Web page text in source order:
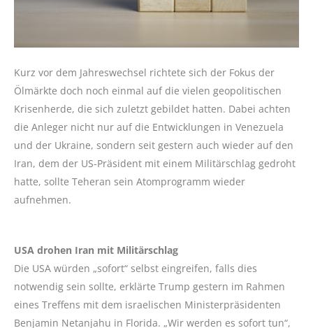
Kurz vor dem Jahreswechsel richtete sich der Fokus der
Ölmärkte doch noch einmal auf die vielen geopolitischen
Krisenherde, die sich zuletzt gebildet hatten. Dabei achten
die Anleger nicht nur auf die Entwicklungen in Venezuela
und der Ukraine, sondern seit gestern auch wieder auf den
Iran, dem der US-Präsident mit einem Militärschlag gedroht
hatte, sollte Teheran sein Atomprogramm wieder
aufnehmen.
USA drohen Iran mit Militärschlag
Die USA würden „sofort“ selbst eingreifen, falls dies
notwendig sein sollte, erklärte Trump gestern im Rahmen
eines Treffens mit dem israelischen Ministerpräsidenten
Benjamin Netanjahu in Florida. „Wir werden es sofort tun“,